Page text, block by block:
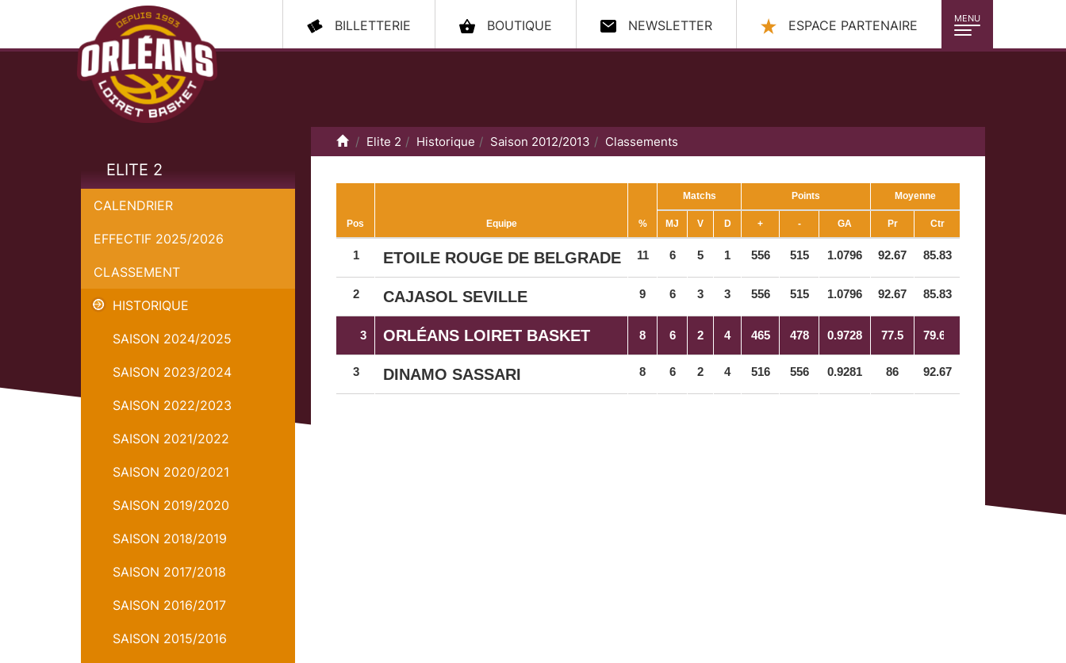
MENU
BILLETTERIE BOUTIQUE NEWSLETTER ESPACE PARTENAIRE
ELITE 2
CALENDRIER
EFFECTIF 2025/2026
CLASSEMENT
HISTORIQUE
SAISON 2024/2025
SAISON 2023/2024
SAISON 2022/2023
SAISON 2021/2022
SAISON 2020/2021
SAISON 2019/2020
SAISON 2018/2019
SAISON 2017/2018
SAISON 2016/2017
SAISON 2015/2016
Accueil
Elite 2 Historique Saison 2012/2013 Classements
Pos Equipe %
Matchs Points Moyenne
MJ V D + - GA Pr Ctr
1 ETOILE ROUGE DE BELGRADE 11 6 5 1 556 515 1.0796 92.67 85.83
2 CAJASOL SEVILLE 9 6 3 3 556 515 1.0796 92.67 85.83
3 ORLÉANS LOIRET BASKET 8 6 2 4 465 478 0.9728 77.5 79.67
3 DINAMO SASSARI 8 6 2 4 516 556 0.9281 86 92.67